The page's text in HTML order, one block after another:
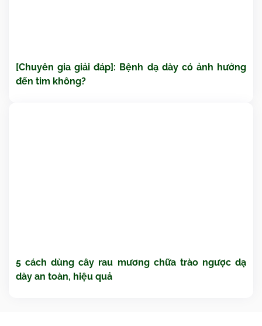
[Chuyên gia giải đáp]: Bệnh dạ dày có ảnh hưởng
đến tim không?
5 cách dùng cây rau mương chữa trào ngược dạ
dày an toàn, hiệu quả